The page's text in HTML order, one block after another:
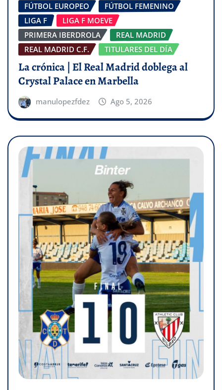
FÚTBOL EUROPEO
FÚTBOL FEMENINO
LIGA F
LIGA F MOEVE
PRIMERA IBERDROLA
REAL MADRID
REAL MADRID C.F.
TITULARES DEL DÍA
La crónica | El Real Madrid doblega al
Crystal Palace en Marbella
manulopezfdez Ago 5, 2026